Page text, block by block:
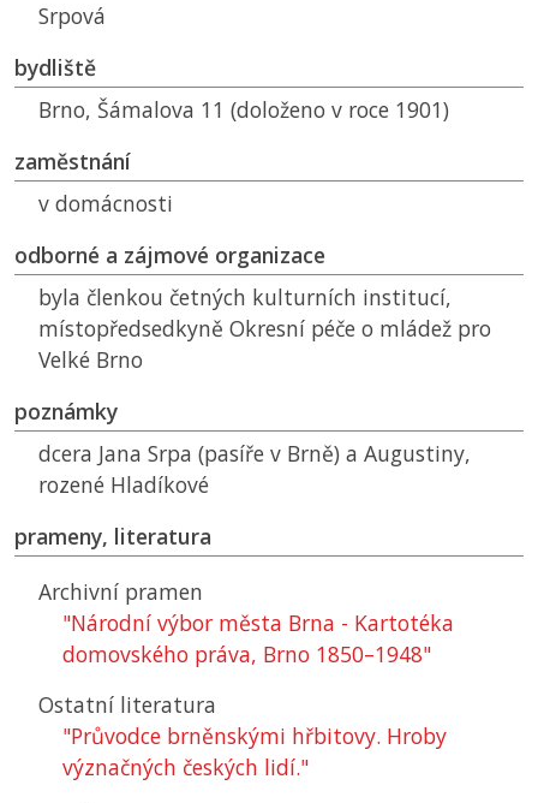
Srpová
bydliště
Brno, Šámalova 11 (doloženo v roce 1901)
zaměstnání
v domácnosti
odborné a zájmové organizace
byla členkou četných kulturních institucí,
místopředsedkyně Okresní péče o mládež pro
Velké Brno
poznámky
dcera Jana Srpa (pasíře v Brně) a Augustiny,
rozené Hladíkové
prameny, literatura
Archivní pramen
"Národní výbor města Brna - Kartotéka
domovského práva, Brno 1850–1948"
Ostatní literatura
"Průvodce brněnskými hřbitovy. Hroby
význačných českých lidí."